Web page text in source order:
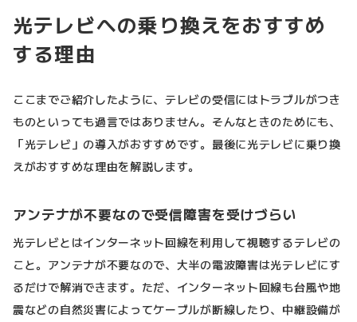
光テレビへの乗り換えをおすすめ
する理由
ここまでご紹介したように、テレビの受信にはトラブルがつき
ものといっても過言ではありません。そんなときのためにも、
「光テレビ」の導入がおすすめです。最後に光テレビに乗り換
えがおすすめな理由を解説します。
アンテナが不要なので受信障害を受けづらい
光テレビとはインターネット回線を利用して視聴するテレビの
こと。アンテナが不要なので、大半の電波障害は光テレビにす
るだけで解消できます。ただ、インターネット回線も台風や地
震などの自然災害によってケーブルが断線したり、中継設備が